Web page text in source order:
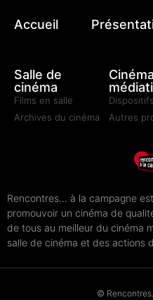
Accueil
Salle de
cinéma
Films en salle
Archives du cinéma
Autres
Rencontres… à la campagne
promouvoir un cinéma de
de tous au meilleur du cinéma
salle de cinéma et des actions
©